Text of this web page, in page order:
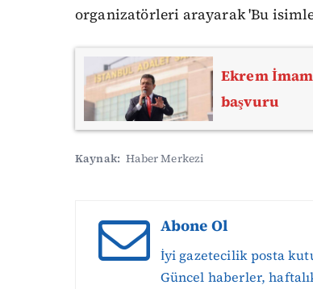
organizatörleri arayarak 'Bu
Ekrem
başvuru
Kaynak: Haber Merkezi
Abone Ol
İyi gazetecilik posta
Güncel haberler,